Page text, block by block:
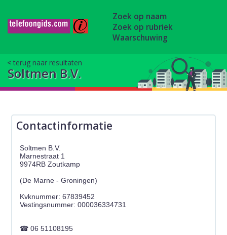
Zoek op naam
Zoek op rubriek
Waarschuwing
terug naar resultaten
Soltmen B.V.
Contactinformatie
Soltmen B.V.
Marnestraat 1
9974RB Zoutkamp
(De Marne - Groningen)
Kvknummer: 67839452
06 51108195